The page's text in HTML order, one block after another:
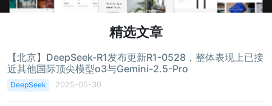
精选文章
【北京】DeepSeek-R1发布更新R1-0528，整体表现上已接
近其他国际顶尖模型o3与Gemini-2.5-Pro
DeepSeek 2025-05-30